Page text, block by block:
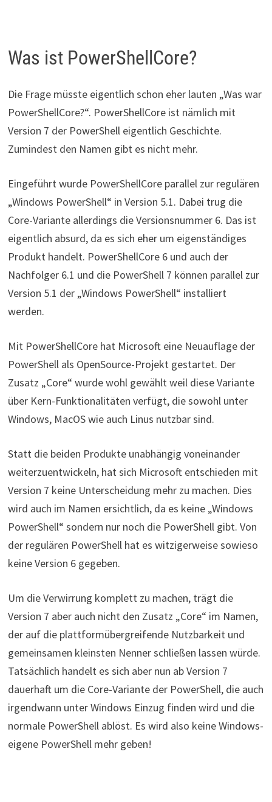
Was ist PowerShellCore?
Die Frage müsste eigentlich schon eher lauten „Was war
PowerShellCore?“. PowerShellCore ist nämlich mit
Version 7 der PowerShell eigentlich Geschichte.
Zumindest den Namen gibt es nicht mehr.
Eingeführt wurde PowerShellCore parallel zur regulären
„Windows PowerShell“ in Version 5.1. Dabei trug die
Core-Variante allerdings die Versionsnummer 6. Das ist
eigentlich absurd, da es sich eher um eigenständiges
Produkt handelt. PowerShellCore 6 und auch der
Nachfolger 6.1 und die PowerShell 7 können parallel zur
Version 5.1 der „Windows PowerShell“ installiert
werden.
Mit PowerShellCore hat Microsoft eine Neuauflage der
PowerShell als OpenSource-Projekt gestartet. Der
Zusatz „Core“ wurde wohl gewählt weil diese Variante
über Kern-Funktionalitäten verfügt, die sowohl unter
Windows, MacOS wie auch Linus nutzbar sind.
Statt die beiden Produkte unabhängig voneinander
weiterzuentwickeln, hat sich Microsoft entschieden mit
Version 7 keine Unterscheidung mehr zu machen. Dies
wird auch im Namen ersichtlich, da es keine „Windows
PowerShell“ sondern nur noch die PowerShell gibt. Von
der regulären PowerShell hat es witzigerweise sowieso
keine Version 6 gegeben.
Um die Verwirrung komplett zu machen, trägt die
Version 7 aber auch nicht den Zusatz „Core“ im Namen,
der auf die plattformübergreifende Nutzbarkeit und
gemeinsamen kleinsten Nenner schließen lassen würde.
Tatsächlich handelt es sich aber nun ab Version 7
dauerhaft um die Core-Variante der PowerShell, die auch
irgendwann unter Windows Einzug finden wird und die
normale PowerShell ablöst. Es wird also keine Windows-
eigene PowerShell mehr geben!